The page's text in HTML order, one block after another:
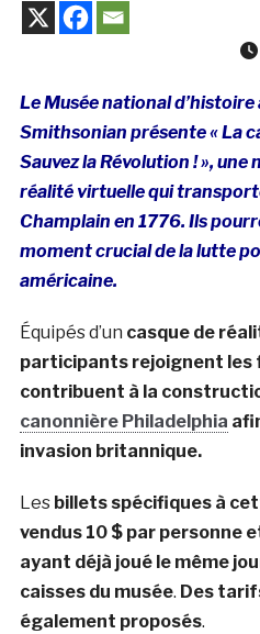
Le Musée national
Smithsonian présente « La
Sauvez la Révolution ! », une
réalité virtuelle qui
Champlain en 1776. Ils
moment crucial de la lutte
américaine.
Équipés d’un casque de
participants rejoignent
contribuent à la
canonnière Philadelphia
invasion britannique.
Les billets spécifiques à
vendus 10 $ par personne
ayant déjà joué le même
caisses du musée. Des
également proposés.